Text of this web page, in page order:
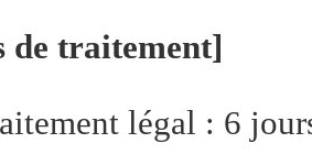
de traitement]
légal : 6